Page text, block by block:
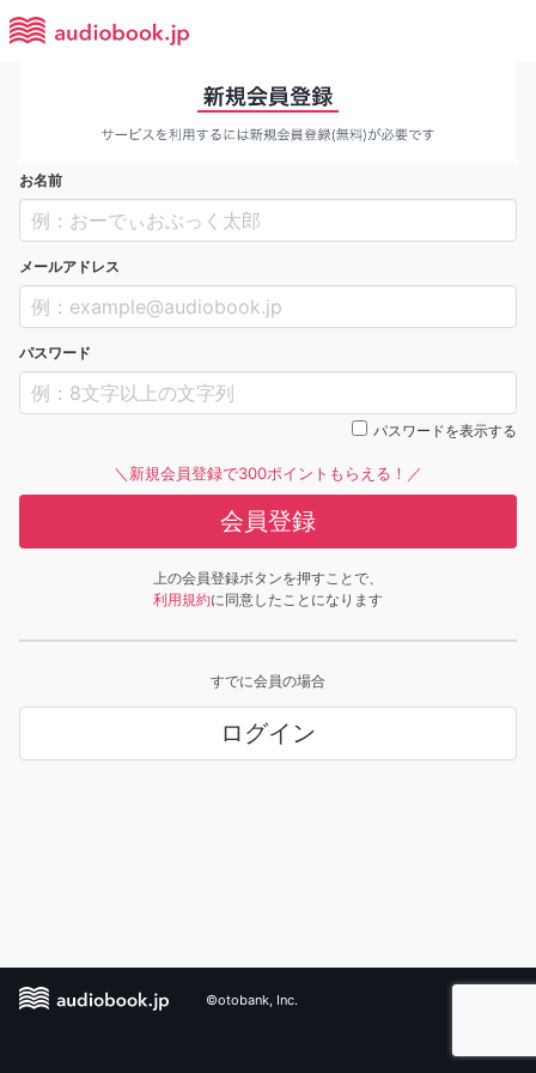
お名前
メールアドレス
パスワード
パスワードを表示する
＼新規会員登録で300ポイントもらえる！／
会員登録
上の会員登録ボタンを押すことで、
利用規約に同意したことになります
すでに会員の場合
ログイン
©otobank, Inc.